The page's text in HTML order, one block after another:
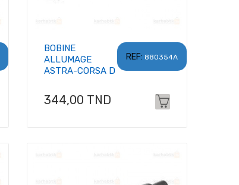
REF: 880354A
BOBINE
ALLUMAGE
ASTRA-CORSA D
Prix
344,00 TND